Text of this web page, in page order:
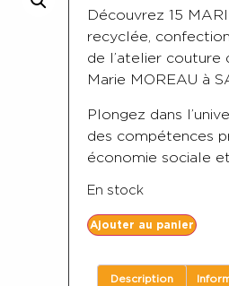
Découvrez 15
recyclée,
de l’atelier couture
Marie MOREAU à
Plongez dans
des compétences
économie sociale
En stock
Ajouter au panier
Description